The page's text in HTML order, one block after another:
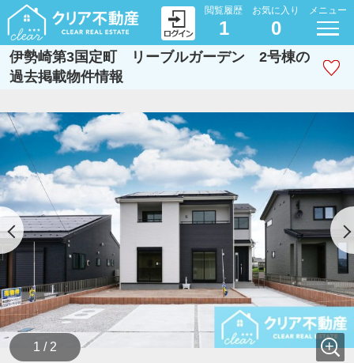
閲覧履歴
1
お気に入り
0
メニュー
伊勢崎第3国定町 リーブルガーデン 2号棟の
過去掲載物件情報
1 / 2